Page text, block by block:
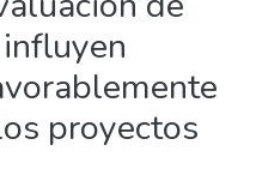
proyectos